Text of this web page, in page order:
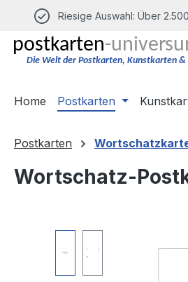
Hauptinhalt springen
Zur Suche springen
Zur Hauptnavigation springen
Riesige Auswahl: Über
Home Postkarten
Postkarten
Wortschatz-